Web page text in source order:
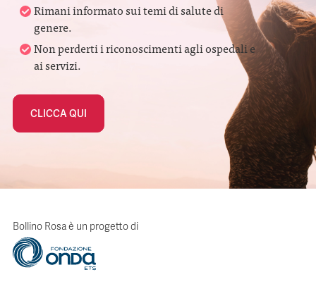
Rimani informato sui temi di salute di
genere.
Non perderti i riconoscimenti agli ospedali e
ai servizi.
CLICCA QUI
Bollino Rosa è un progetto di